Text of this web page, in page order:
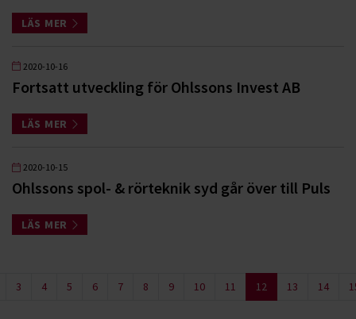
LÄS MER
2020-10-16
Fortsatt utveckling för Ohlssons Invest AB
LÄS MER
2020-10-15
Ohlssons spol- & rörteknik syd går över till Puls
LÄS MER
3 4 5 6 7 8 9 10 11 12 13 14